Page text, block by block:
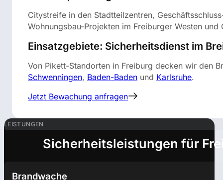
Citystreife in den Stadtteilzentren,
Wohnungsbau-Projekten im Freiburger Westen und
Einsatzgebiete: Sicherheitsdienst im
Von Pikett-Standorten in Freiburg decken wir den
Schwenningen, Baden-Baden und Karlsruhe.
Jetzt Bewachung anfragen
LEISTUNGEN
Sicherheitsleistungen für
Brandwache